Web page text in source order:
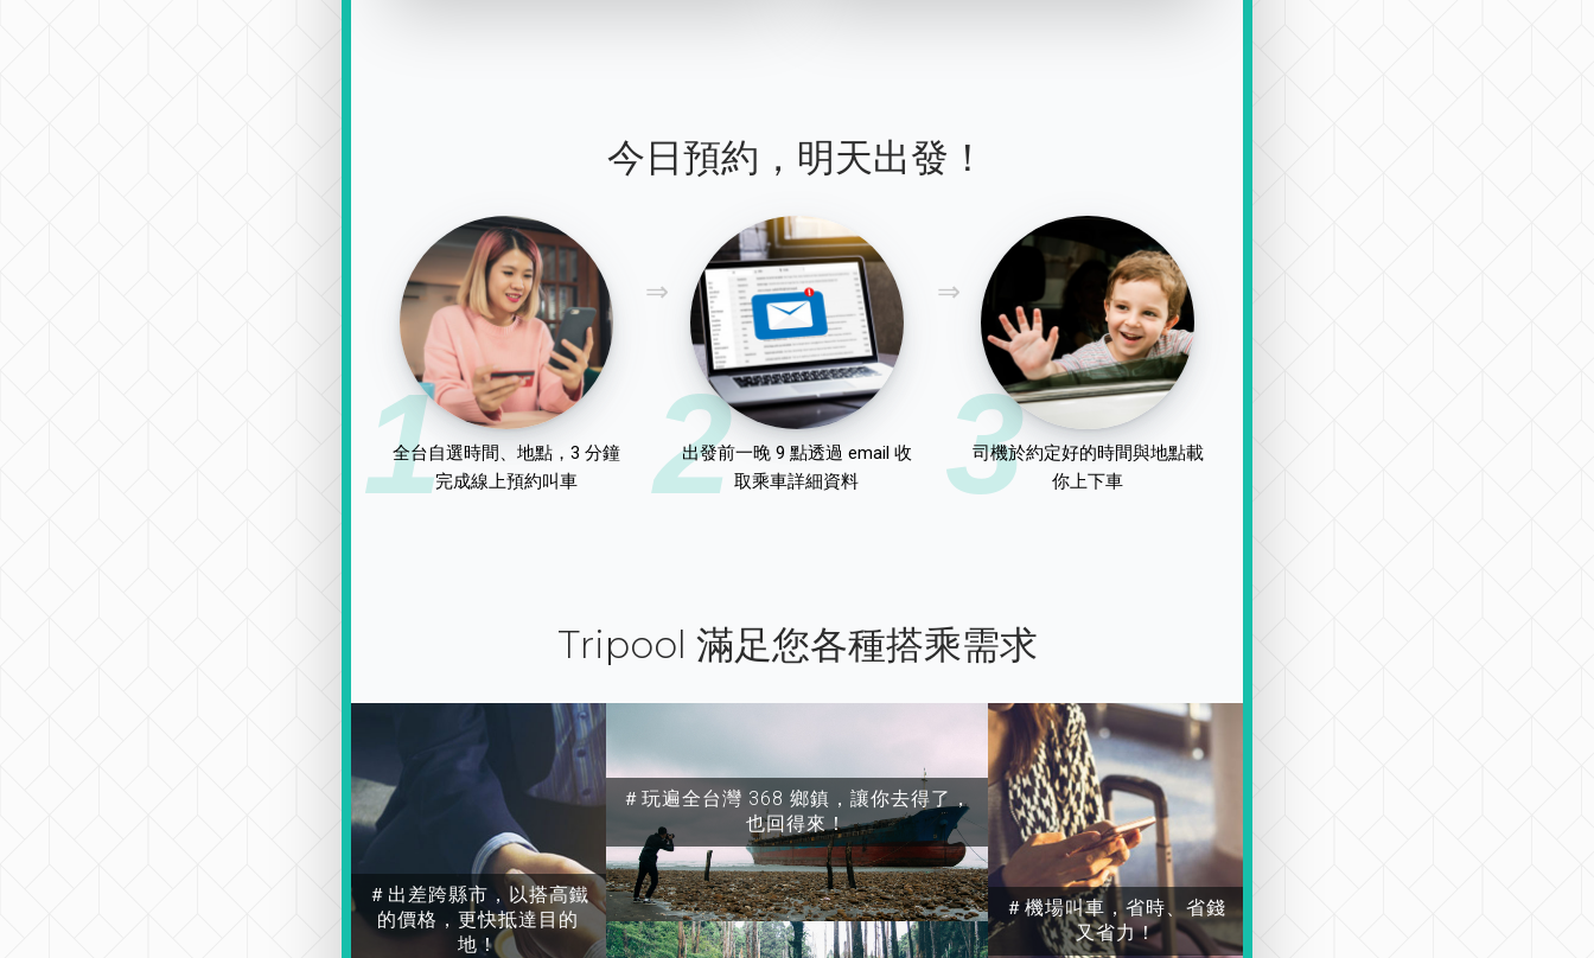
今日預約，明天出發！
1
全台自選時間、地點，3 分鐘
完成線上預約叫車
2
出發前一晚 9 點透過 email 收
取乘車詳細資料
3
司機於約定好的時間與地點載
你上下車
Tripool 滿足您各種搭乘需求
＃出差跨縣市，以搭高鐵
的價格，更快抵達目的
地！
＃玩遍全台灣 368 鄉鎮，讓你去得了，
也回得來！
＃機場叫車，省時、省錢
又省力！